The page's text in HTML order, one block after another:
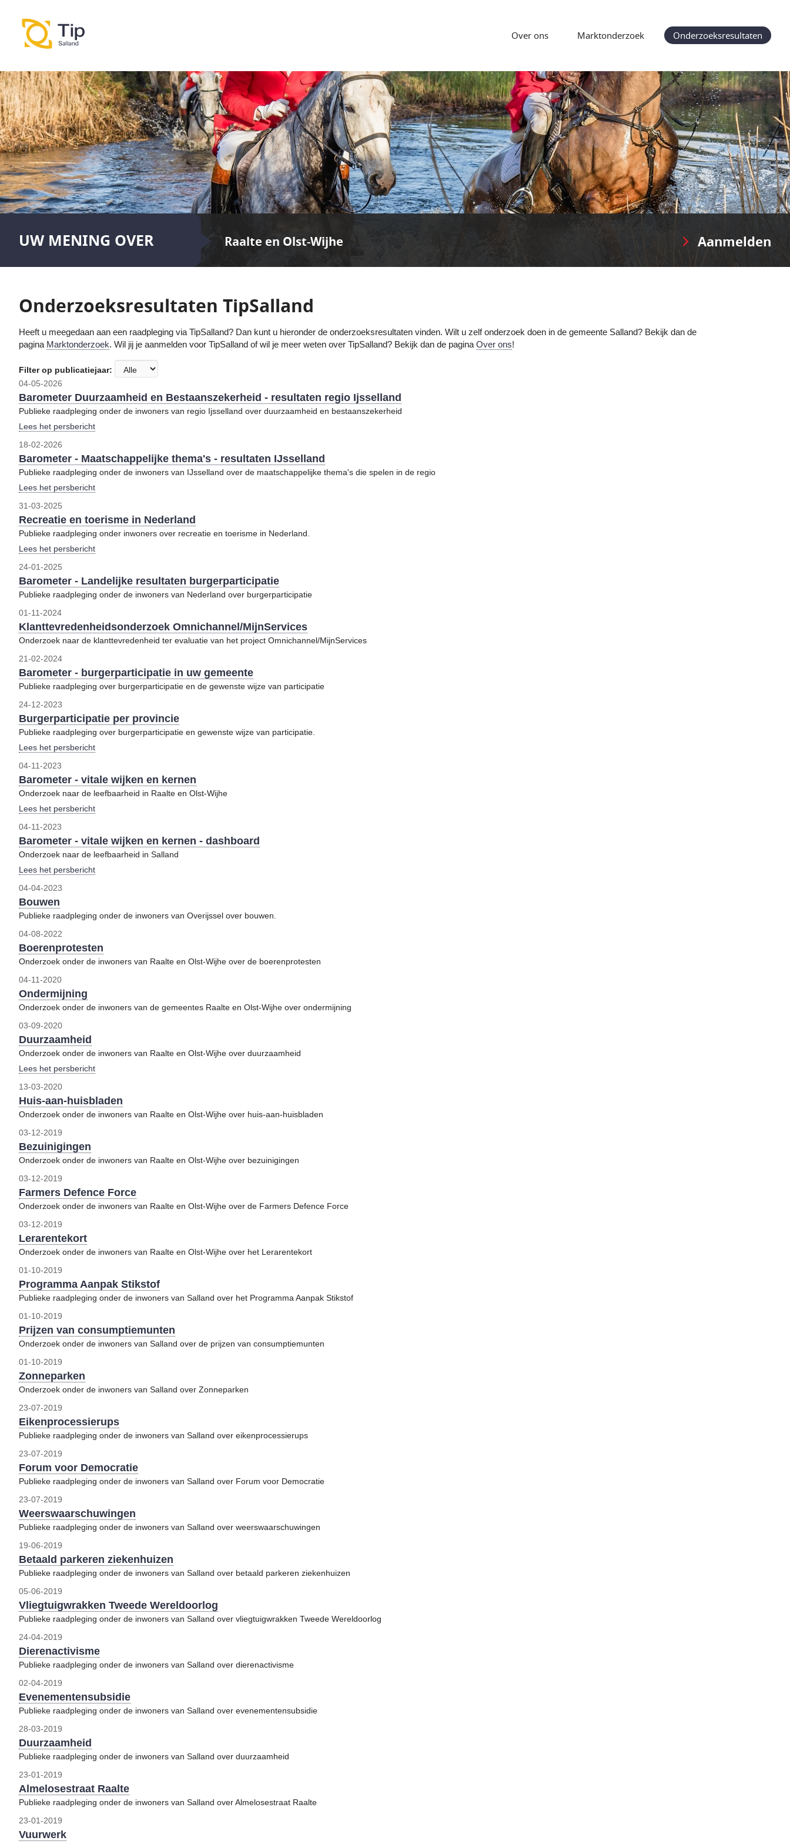
Over ons Marktonderzoek Onderzoeksresultaten
UW MENING OVER Raalte en Olst-Wijhe Aanmelden
Onderzoeksresultaten TipSalland
Heeft u meegedaan aan een raadpleging via TipSalland? Dan kunt u hieronder de onderzoeksresultaten vinden. Wilt u zelf onderzoek doen in de gemeente Salland? Bekijk dan de
pagina Marktonderzoek. Wil jij je aanmelden voor TipSalland of wil je meer weten over TipSalland? Bekijk dan de pagina Over ons!
Filter op publicatiejaar:
04-05-2026
Barometer Duurzaamheid en Bestaanszekerheid - resultaten regio Ijsselland
Publieke raadpleging onder de inwoners van regio Ijsselland over duurzaamheid en bestaanszekerheid
Lees het persbericht
18-02-2026
Barometer - Maatschappelijke thema's - resultaten IJsselland
Publieke raadpleging onder de inwoners van IJsselland over de maatschappelijke thema's die spelen in de regio
Lees het persbericht
31-03-2025
Recreatie en toerisme in Nederland
Publieke raadpleging onder inwoners over recreatie en toerisme in Nederland.
Lees het persbericht
24-01-2025
Barometer - Landelijke resultaten burgerparticipatie
Publieke raadpleging onder de inwoners van Nederland over burgerparticipatie
01-11-2024
Klanttevredenheidsonderzoek Omnichannel/MijnServices
Onderzoek naar de klanttevredenheid ter evaluatie van het project Omnichannel/MijnServices
21-02-2024
Barometer - burgerparticipatie in uw gemeente
Publieke raadpleging over burgerparticipatie en de gewenste wijze van participatie
24-12-2023
Burgerparticipatie per provincie
Publieke raadpleging over burgerparticipatie en gewenste wijze van participatie.
Lees het persbericht
04-11-2023
Barometer - vitale wijken en kernen
Onderzoek naar de leefbaarheid in Raalte en Olst-Wijhe
Lees het persbericht
04-11-2023
Barometer - vitale wijken en kernen - dashboard
Onderzoek naar de leefbaarheid in Salland
Lees het persbericht
04-04-2023
Bouwen
Publieke raadpleging onder de inwoners van Overijssel over bouwen.
04-08-2022
Boerenprotesten
Onderzoek onder de inwoners van Raalte en Olst-Wijhe over de boerenprotesten
04-11-2020
Ondermijning
Onderzoek onder de inwoners van de gemeentes Raalte en Olst-Wijhe over ondermijning
03-09-2020
Duurzaamheid
Onderzoek onder de inwoners van Raalte en Olst-Wijhe over duurzaamheid
Lees het persbericht
13-03-2020
Huis-aan-huisbladen
Onderzoek onder de inwoners van Raalte en Olst-Wijhe over huis-aan-huisbladen
03-12-2019
Bezuinigingen
Onderzoek onder de inwoners van Raalte en Olst-Wijhe over bezuinigingen
03-12-2019
Farmers Defence Force
Onderzoek onder de inwoners van Raalte en Olst-Wijhe over de Farmers Defence Force
03-12-2019
Lerarentekort
Onderzoek onder de inwoners van Raalte en Olst-Wijhe over het Lerarentekort
01-10-2019
Programma Aanpak Stikstof
Publieke raadpleging onder de inwoners van Salland over het Programma Aanpak Stikstof
01-10-2019
Prijzen van consumptiemunten
Onderzoek onder de inwoners van Salland over de prijzen van consumptiemunten
01-10-2019
Zonneparken
Onderzoek onder de inwoners van Salland over Zonneparken
23-07-2019
Eikenprocessierups
Publieke raadpleging onder de inwoners van Salland over eikenprocessierups
23-07-2019
Forum voor Democratie
Publieke raadpleging onder de inwoners van Salland over Forum voor Democratie
23-07-2019
Weerswaarschuwingen
Publieke raadpleging onder de inwoners van Salland over weerswaarschuwingen
19-06-2019
Betaald parkeren ziekenhuizen
Publieke raadpleging onder de inwoners van Salland over betaald parkeren ziekenhuizen
05-06-2019
Vliegtuigwrakken Tweede Wereldoorlog
Publieke raadpleging onder de inwoners van Salland over vliegtuigwrakken Tweede Wereldoorlog
24-04-2019
Dierenactivisme
Publieke raadpleging onder de inwoners van Salland over dierenactivisme
02-04-2019
Evenementensubsidie
Publieke raadpleging onder de inwoners van Salland over evenementensubsidie
28-03-2019
Duurzaamheid
Publieke raadpleging onder de inwoners van Salland over duurzaamheid
23-01-2019
Almelosestraat Raalte
Publieke raadpleging onder de inwoners van Salland over Almelosestraat Raalte
23-01-2019
Vuurwerk